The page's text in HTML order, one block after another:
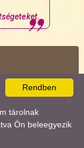
a Google Chrome
Rendben
tárolnak
Ön beleegyezik